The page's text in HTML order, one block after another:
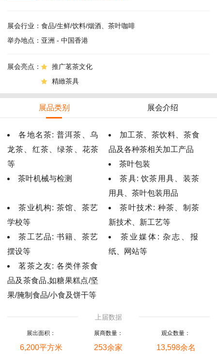
展会行业： 食品/生鲜/饮料/烟酒、茶叶咖啡
举办地点： 亚洲 - 中国香港
展会亮点：  推广茗茶文化
 精緻茶具
展品类别 展会介绍
各地名茶: 普洱茶、乌
龙茶、红茶、绿茶、花茶
等
加工茶、茶饮料、茶食
品及各种茶相关加工产品
茶叶包装
茶叶机械与检测
茶具: 饮茶用具、装茶
用具、茶叶包装用品
茶业机构: 茶馆、茶艺
学校等
茶叶技术: 种茶、制茶
新技术、新工艺等
茶工艺品: 书籍、茶艺
摆设等
茶业媒体: 杂志、报
纸、网站等
茗茶之友: 各类伴茶食
品及茶食品,如糖果糕点/坚
果/腌制食品/小食及饼干等
上届数据
展出面积：
6,200平方米
展商数量：
253余家
观众数量：
13,598余名